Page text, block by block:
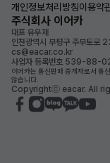
개인정보처리방침이용약
주식회사 이어카
대표 유우재
인천광역시 부평구 주부토로
cs@eacar.co.kr
사업자 등록번호 539-
이어카는 통신판매 중개자로서 통
않습니다.
Copyrightⓒ eacar. All